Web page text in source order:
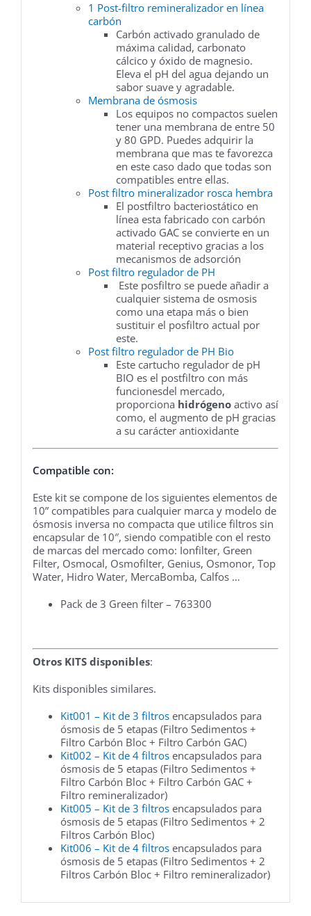
1 Post-filtro remineralizador en línea
carbón
Carbón activado granulado de
máxima calidad, carbonato
cálcico y óxido de magnesio.
Eleva el pH del agua dejando un
sabor suave y agradable.
Membrana de ósmosis
Los equipos no compactos suelen
tener una membrana de entre 50
y 80 GPD. Puedes adquirir la
membrana que mas te favorezca
en este caso dado que todas son
compatibles entre ellas.
Post filtro mineralizador rosca hembra
El postfiltro bacteriostático en
línea esta fabricado con carbón
activado GAC se convierte en un
material receptivo gracias a los
mecanismos de adsorción
Post filtro regulador de PH
Este posfiltro se puede añadir a
cualquier sistema de osmosis
como una etapa más o bien
sustituir el posfiltro actual por
este.
Post filtro regulador de PH Bio
Este cartucho regulador de pH
BIO es el postfiltro con más
funcionesdel mercado,
proporciona hidrógenoactivo así
como, el augmento de pH gracias
a su carácter antioxidante
Compatible con:
Este kit se compone de los siguientes elementos de
10” compatibles para cualquier marca y modelo de
ósmosis inversa no compacta que utilice filtros sin
encapsular de 10″, siendo compatible con el resto
de marcas del mercado como: Ionfilter, Green
Filter, Osmocal, Osmofilter, Genius, Osmonor, Top
Water, Hidro Water, MercaBomba, Calfos …
Pack de 3 Green filter – 763300
Otros KITS disponibles:
Kits disponibles similares.
Kit001 – Kit de 3 filtrosencapsulados para
ósmosis de 5 etapas (Filtro Sedimentos +
Filtro Carbón Bloc + Filtro Carbón GAC)
Kit002 – Kit de 4 filtrosencapsulados para
ósmosis de 5 etapas (Filtro Sedimentos +
Filtro Carbón Bloc + Filtro Carbón GAC +
Filtro remineralizador)
Kit005 – Kit de 3 filtrosencapsulados para
ósmosis de 5 etapas (Filtro Sedimentos + 2
Filtros Carbón Bloc)
Kit006 – Kit de 4 filtrosencapsulados para
ósmosis de 5 etapas (Filtro Sedimentos + 2
Filtros Carbón Bloc + Filtro remineralizador)